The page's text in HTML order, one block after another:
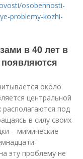
osobennosti-
problemy-kozhi-
в 40 лет в
около
центральной
под
в силу своих
– мимические
эту проблему не